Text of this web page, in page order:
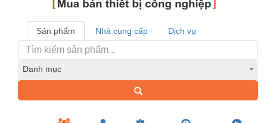
Sản phẩm Nhà cung cấp Dịch vụ
Danh mục